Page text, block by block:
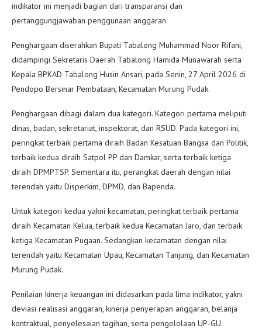
indikator ini menjadi bagian dari transparansi dan
pertanggungjawaban penggunaan anggaran.
Penghargaan diserahkan Bupati Tabalong Muhammad Noor Rifani,
didampingi Sekretaris Daerah Tabalong Hamida Munawarah serta
Kepala BPKAD Tabalong Husin Ansari, pada Senin, 27 April 2026 di
Pendopo Bersinar Pembataan, Kecamatan Murung Pudak.
Penghargaan dibagi dalam dua kategori. Kategori pertama meliputi
dinas, badan, sekretariat, inspektorat, dan RSUD. Pada kategori ini,
peringkat terbaik pertama diraih Badan Kesatuan Bangsa dan Politik,
terbaik kedua diraih Satpol PP dan Damkar, serta terbaik ketiga
diraih DPMPTSP. Sementara itu, perangkat daerah dengan nilai
terendah yaitu Disperkim, DPMD, dan Bapenda.
Untuk kategori kedua yakni kecamatan, peringkat terbaik pertama
diraih Kecamatan Kelua, terbaik kedua Kecamatan Jaro, dan terbaik
ketiga Kecamatan Pugaan. Sedangkan kecamatan dengan nilai
terendah yaitu Kecamatan Upau, Kecamatan Tanjung, dan Kecamatan
Murung Pudak.
Penilaian kinerja keuangan ini didasarkan pada lima indikator, yakni
deviasi realisasi anggaran, kinerja penyerapan anggaran, belanja
kontraktual, penyelesaian tagihan, serta pengelolaan UP-GU.